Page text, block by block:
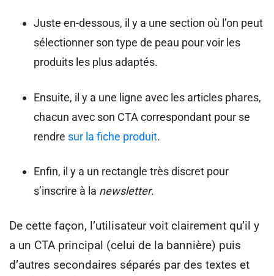
Juste en-dessous, il y a une section où l’on peut
sélectionner son type de peau pour voir les
produits les plus adaptés.
Ensuite, il y a une ligne avec les articles phares,
chacun avec son CTA correspondant pour se
rendre sur la fiche produit.
Enfin, il y a un rectangle très discret pour
s’inscrire à la newsletter.
De cette façon, l’utilisateur voit clairement qu’il y
a un CTA principal (celui de la bannière) puis
d’autres secondaires séparés par des textes et